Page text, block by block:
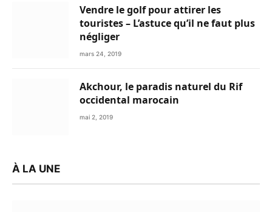
Vendre le golf pour attirer les
touristes – L’astuce qu’il ne faut plus
négliger
mars 24, 2019
Akchour, le paradis naturel du Rif
occidental marocain
mai 2, 2019
À LA UNE